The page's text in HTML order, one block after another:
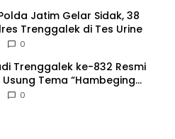
Jatim Gelar Sidak, 38
Trenggalek di Tes Urine
0
Trenggalek ke-832 Resmi
Tema “Hambeging
Harmoni dengan Alam
0